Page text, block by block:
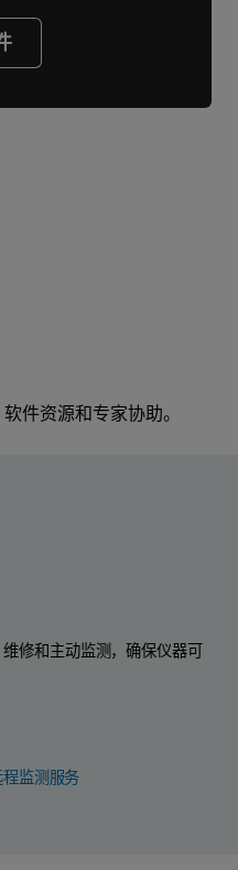
件资源和专家协助。
修和主动监测，确保仪器可
程监测服务